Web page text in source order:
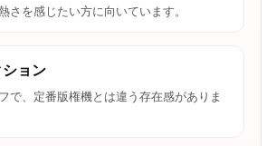
さを感じたい方に向いています。
ョン
で、定番版権機とは違う存在感がありま